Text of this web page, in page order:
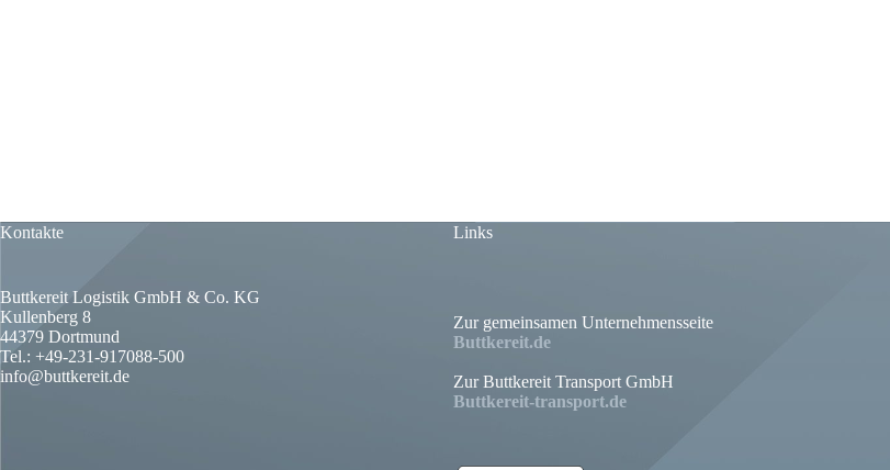
Kontakte
Buttkereit Logistik GmbH & Co. KG
Kullenberg 8
44379 Dortmund
Tel.: +49-231-917088-500
info@buttkereit.de
Links
Zur gemeinsamen Unternehmensseite
Buttkereit.de
Zur Buttkereit Transport GmbH
Buttkereit-transport.de